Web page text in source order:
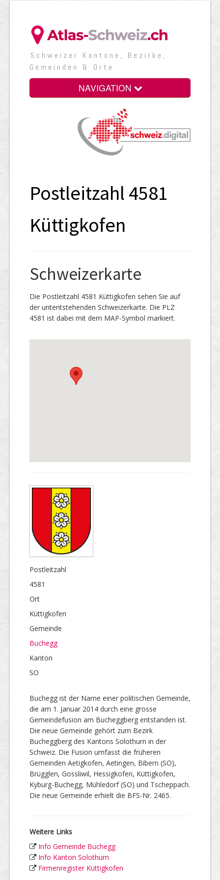
Schweizer Kantone, Bezirke,
Gemeinden & Orte
NAVIGATION
Postleitzahl 4581
Küttigkofen
Schweizerkarte
Die Postleitzahl 4581 Küttigkofen sehen Sie auf
der untentstehenden Schweizerkarte. Die PLZ
4581 ist dabei mit dem MAP-Symbol markiert.
Postleitzahl
4581
Ort
Küttigkofen
Gemeinde
Buchegg
Kanton
SO
Buchegg ist der Name einer politischen Gemeinde,
die am 1. Januar 2014 durch eine grosse
Gemeindefusion am Bucheggberg entstanden ist.
Die neue Gemeinde gehört zum Bezirk
Bucheggberg des Kantons Solothurn in der
Schweiz. Die Fusion umfasst die früheren
Gemeinden Aetigkofen, Aetingen, Bibern (SO),
Brügglen, Gossliwil, Hessigkofen, Küttigkofen,
Kyburg-Buchegg, Mühledorf (SO) und Tscheppach.
Die neue Gemeinde erhielt die BFS-Nr. 2465.
Weitere Links
Info Gemeinde Buchegg
Info Kanton Solothurn
Firmenregister Küttigkofen